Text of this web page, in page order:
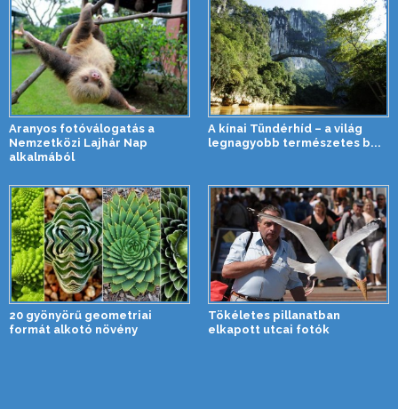
Aranyos fotóválogatás a
Nemzetközi Lajhár Nap
alkalmából
A kínai Tündérhíd – a világ
legnagyobb természetes b...
20 gyönyörű geometriai
formát alkotó növény
Tökéletes pillanatban
elkapott utcai fotók